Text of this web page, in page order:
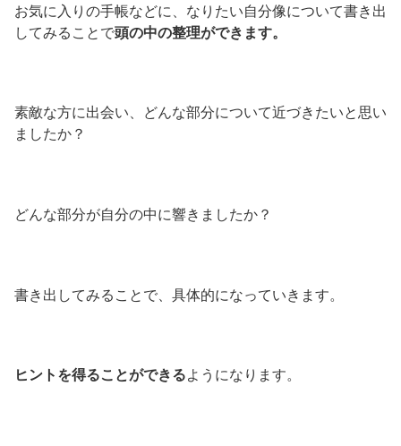
お気に入りの手帳などに、なりたい自分像について書き出
してみることで頭の中の整理ができます。
素敵な方に出会い、どんな部分について近づきたいと思い
ましたか？
どんな部分が自分の中に響きましたか？
書き出してみることで、具体的になっていきます。
ヒントを得ることができるようになります。